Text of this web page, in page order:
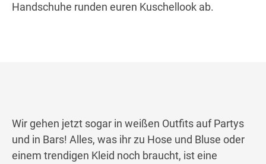
Handschuhe runden euren Kuschellook ab.
Wir gehen jetzt sogar in weißen Outfits auf Partys
und in Bars! Alles, was ihr zu Hose und Bluse oder
einem trendigen Kleid noch braucht, ist eine